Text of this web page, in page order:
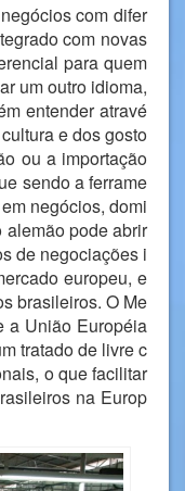
com difer
com novas
para quem
um outro idioma,
entender atravé
e dos gosto
ou a importação
sendo a ferrame
negócios, domi
alemão pode abrir
de negociações i
europeu, e
brasileiros. O Me
a União Européia
tratado de livre c
o que facilitar
na Europ